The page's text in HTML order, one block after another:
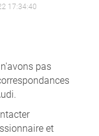
17:34:40
pas
et